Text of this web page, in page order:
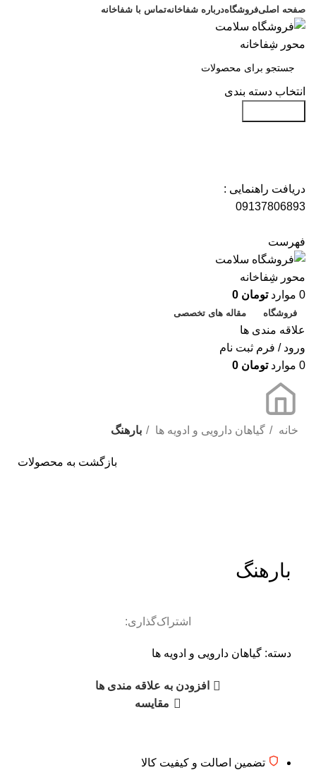
صفحه اصلیفروشگاهدرباره شفاخانهتماس با شفاخانه
انتخاب دسته بندی
دریافت راهنمایی :
09137806893
فهرست
0 موارد تومان
فروشگاه مقاله های تخصصی
علاقه مندی ها
ورود / فرم ثبت نام
0 موارد تومان
خانه گیاهان دارویی و ادویه ها بارهنگ
بازگشت به محصولات
بارهنگ
اشتراک‌گذاری:
دسته: گیاهان دارویی و ادویه ها
افزودن به علاقه مندی ها
مقایسه
تضمین اصالت و کیفیت کالا